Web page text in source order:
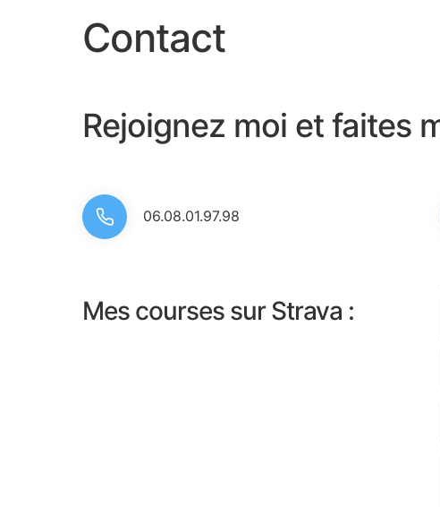
Contact
Rejoignez moi et faites
06.08.01.97.98
Mes courses sur Strava :